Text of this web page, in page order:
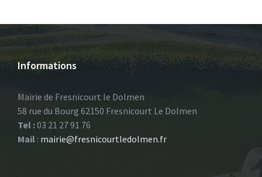
Informations
Mairie de Fresnicourt le Dolmen
58 rue du Bourg 62150 Fresnicourt Le Dolmen
Tel :03 21 27 91 76
Mail : mairie@fresnicourtledolmen.fr